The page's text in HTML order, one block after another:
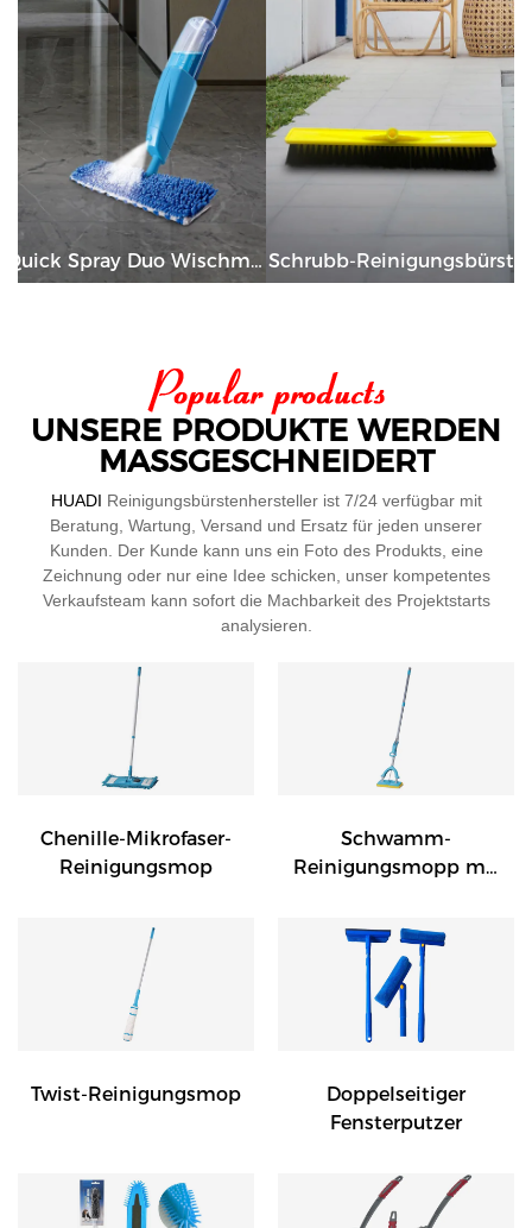
Quick Spray Duo Wischmopp Schrubb-Reinigungsbürste
UNSERE PRODUKTE WERDEN
MASSGESCHNEIDERT
HUADI Reinigungsbürstenhersteller ist 7/24 verfügbar mit
Beratung, Wartung, Versand und Ersatz für jeden unserer
Kunden. Der Kunde kann uns ein Foto des Produkts, eine
Zeichnung oder nur eine Idee schicken, unser kompetentes
Verkaufsteam kann sofort die Machbarkeit des Projektstarts
analysieren.
Chenille-Mikrofaser-
Reinigungsmop
Schwamm-
Reinigungsmopp mit
Twist-Reinigungsmop
Doppelseitiger
Fensterputzer